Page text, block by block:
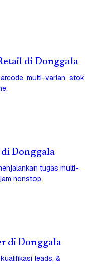
di Donggala
multi-varian, stok
di Donggala
tugas multi-
nonstop.
di Donggala
leads, &